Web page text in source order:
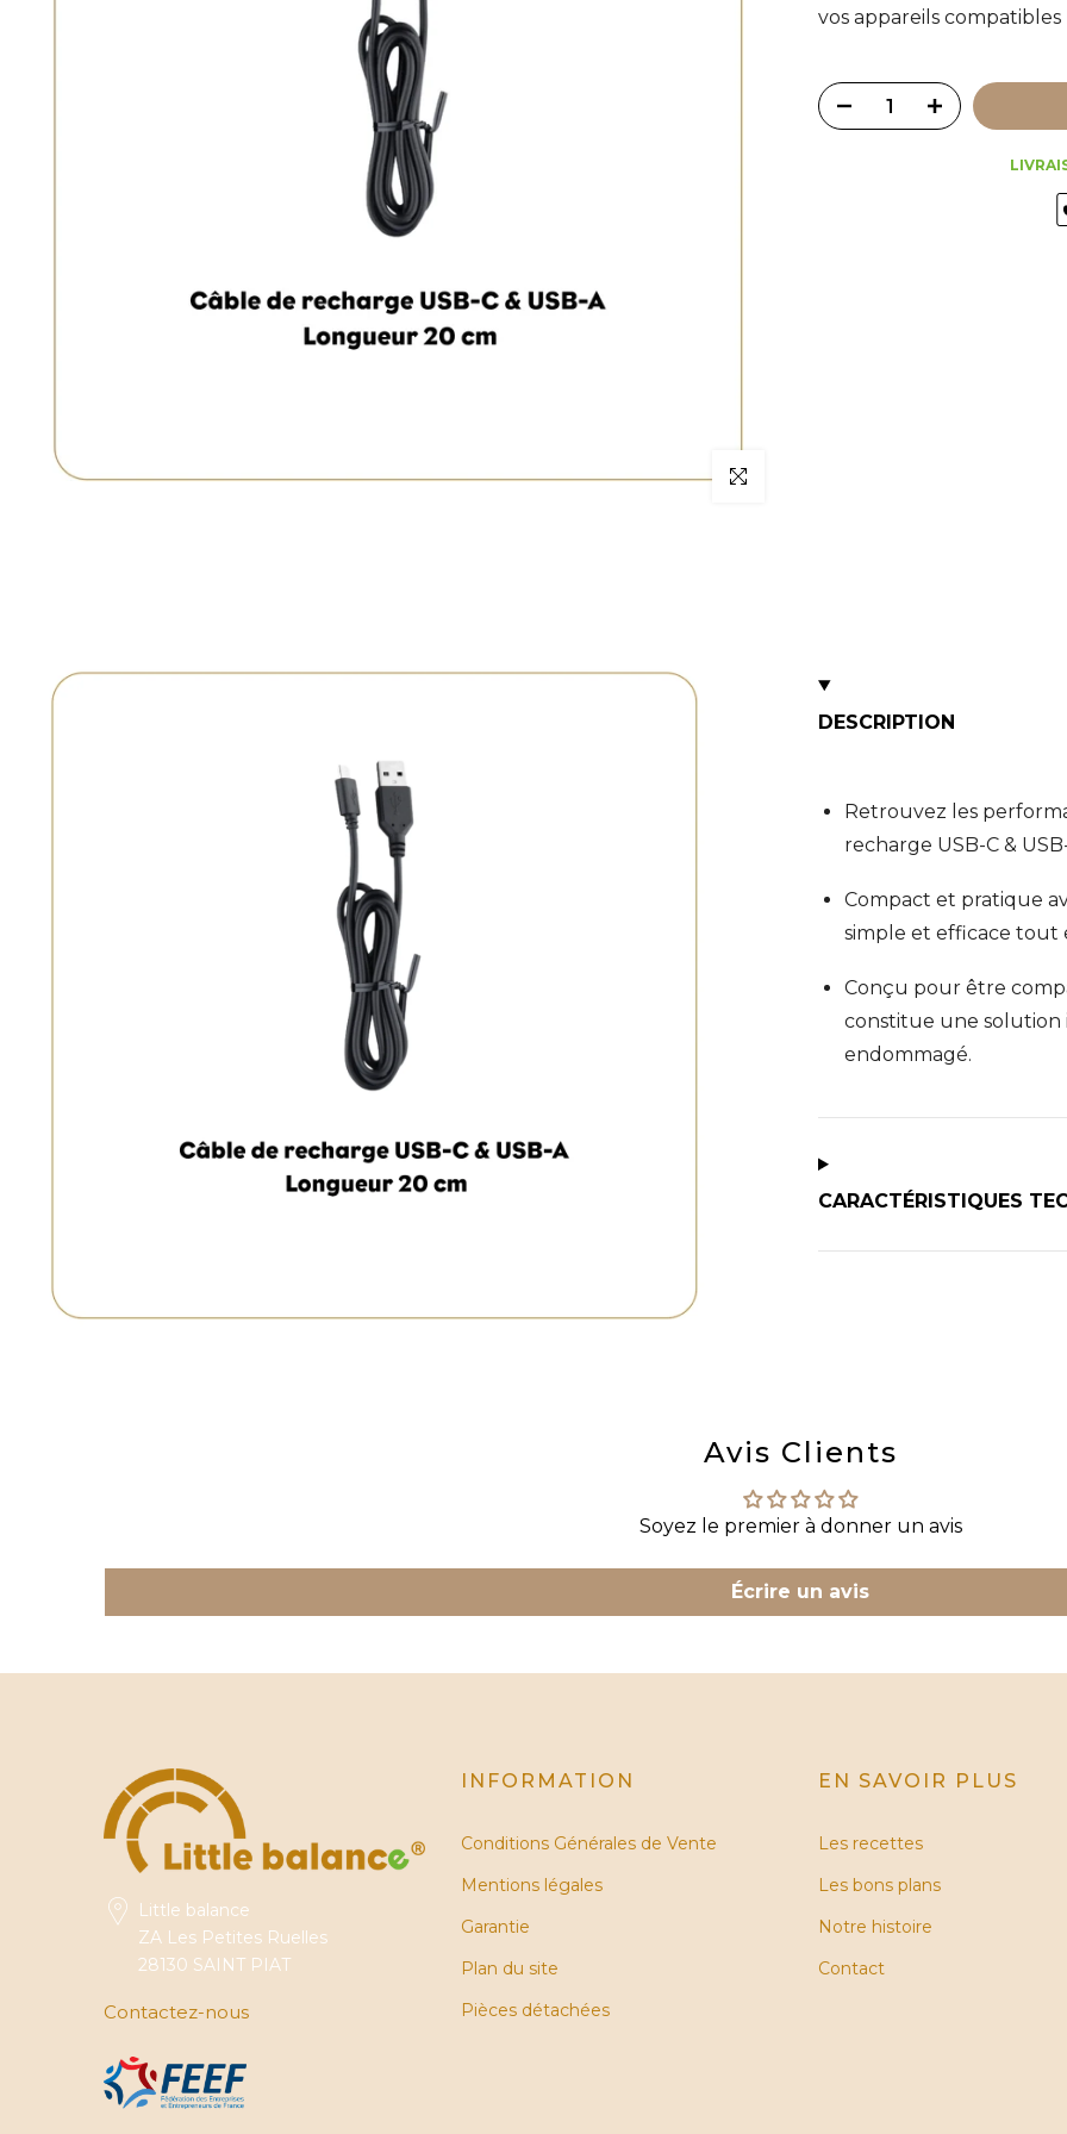
vos appareils
DESCRIPTION
Retrouvez les
recharge USB-C &
Compact et pratique
simple et efficace
Conçu pour être
constitue une
endommagé.
CARACTÉRISTIQUES
Avis Clients
Soyez le premier à donner un avis
Écrire un avis
Little balance
ZA Les Petites Ruelles
28130 SAINT PIAT
Contactez-nous
INFORMATION
Conditions Générales de Vente
Mentions légales
Garantie
Plan du site
Pièces détachées
EN SAVOIR PLUS
Les recettes
Les bons plans
Notre histoire
Contact